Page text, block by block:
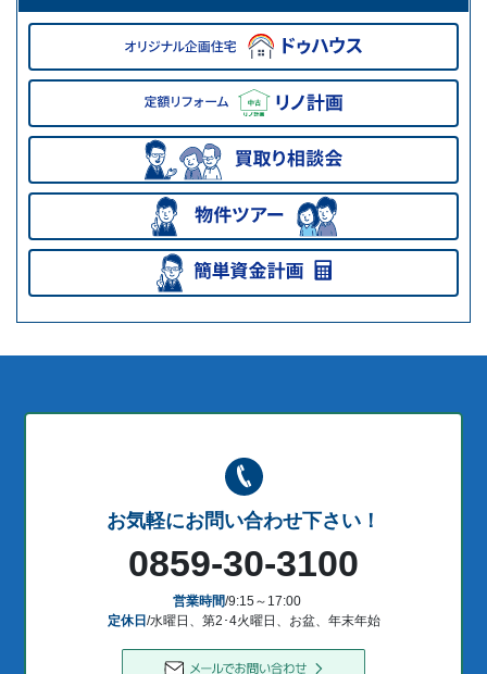
お気軽にお問い合わせ下さい！
0859-30-3100
営業時間/9:15～17:00
定休日 /水曜日、第2･4火曜日、お盆、年末年始